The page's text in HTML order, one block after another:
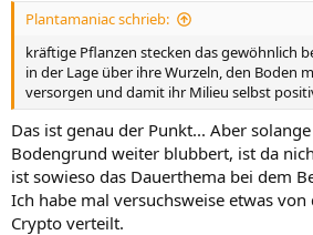
Plantamaniac schrieb:
kräftige Pflanzen stecken das gewöhnlich
in der Lage über ihre Wurzeln, den Boden
versorgen und damit ihr Milieu selbst
Das ist genau der Punkt... Aber
Bodengrund weiter blubbert, ist da
ist sowieso das Dauerthema bei dem
Ich habe mal versuchsweise etwas
Crypto verteilt.